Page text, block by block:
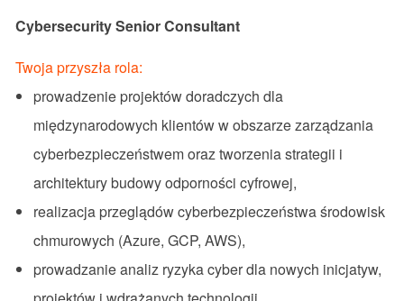
Cybersecurity Senior Consultant
Twoja przyszła rola:
prowadzenie projektów doradczych dla
międzynarodowych klientów w obszarze zarządzania
cyberbezpieczeństwem oraz tworzenia strategii i
architektury budowy odporności cyfrowej,
realizacja przeglądów cyberbezpieczeństwa środowisk
chmurowych (Azure, GCP, AWS),
prowadzanie analiz ryzyka cyber dla nowych inicjatyw,